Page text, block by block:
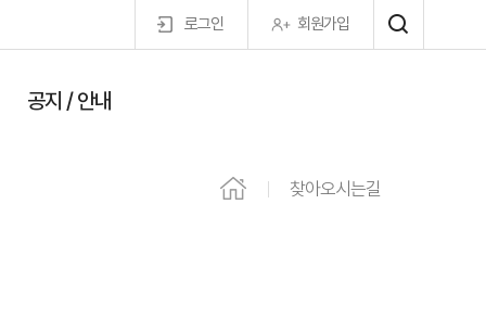
로그인 회원가입
공지 / 안내
찾아오시는길